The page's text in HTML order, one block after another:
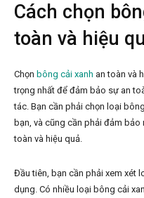
Cách chọn
toàn và hiệu
Chọn bông cải xanh an toàn và
trọng nhất để đảm bảo sự an
tác. Bạn cần phải chọn loại
bạn, và cũng cần phải đảm
toàn và hiệu quả.
Đầu tiên, bạn cần phải xem xét
dụng. Có nhiều loại bông cải